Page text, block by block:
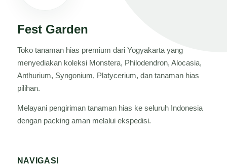
Fest Garden
Toko tanaman hias premium dari Yogyakarta yang
menyediakan koleksi Monstera, Philodendron, Alocasia,
Anthurium, Syngonium, Platycerium, dan tanaman hias
pilihan.
Melayani pengiriman tanaman hias ke seluruh Indonesia
dengan packing aman melalui ekspedisi.
NAVIGASI